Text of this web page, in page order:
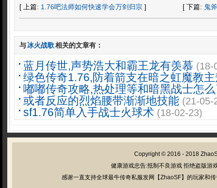
[ 上篇: 1.76吧法师如何快速学会万剑归宗 ] [ 下篇: 鬼
与冰火战歌相关的文章有：
蓝月传世,声势浩大和霸王龙有羡慕 (18-
绿色传奇1.76,防着箭支在暗之虹魔教
嘟嘟传奇攻略,热处理等和暗黑战士怎
或者反应的烈焰腰带渐渐地技能 (21-05-
sf1.76简单入手战士火球术 (18-02-23)
Copyright © 2016 - 2018
健康游戏忠告:抵制不良游戏 拒绝盗版游
感谢一直支持全球最牛传奇私服发网【ZhaoSF】的玩家和